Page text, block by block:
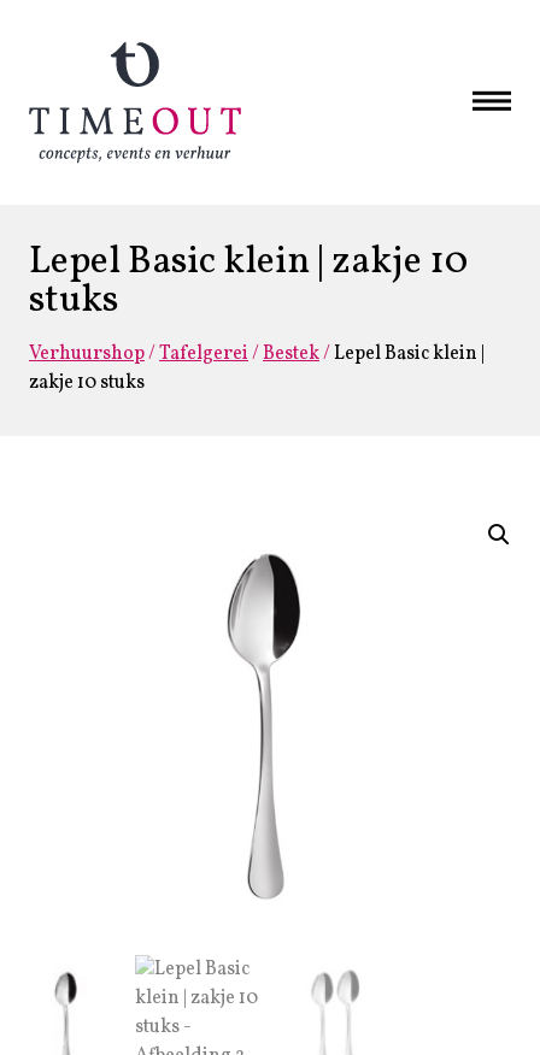
Lepel Basic klein | zakje 10
stuks
Verhuurshop/Tafelgerei/Bestek/Lepel Basic klein |
zakje 10 stuks